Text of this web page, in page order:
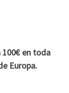
100€ en toda
Europa.